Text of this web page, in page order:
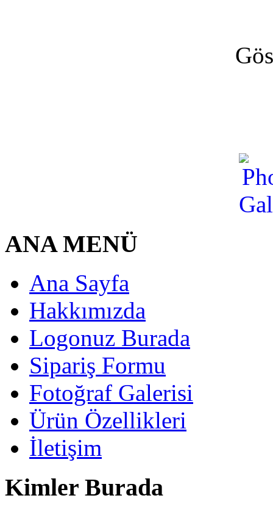
ANA MENÜ
Ana Sayfa
Hakkımızda
Logonuz Burada
Sipariş Formu
Fotoğraf Galerisi
Ürün Özellikleri
İletişim
Kimler Burada